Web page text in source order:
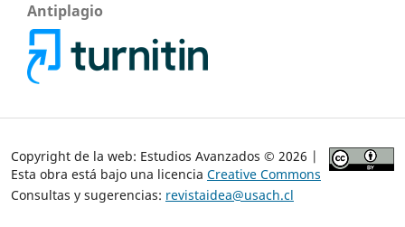
Antiplagio
Copyright de la web: Estudios Avanzados © 2026 |
Esta obra está bajo una licencia Creative Commons
Consultas y sugerencias: revistaidea@usach.cl